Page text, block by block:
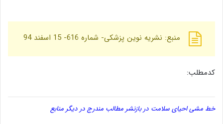
منبع: نشریه نوین پزشکی- شماره 616- 15 اسفند 94
کدمطلب:
خط مشی احیای سلامت در بازنشر مطالب مندرج در دیگر منابع